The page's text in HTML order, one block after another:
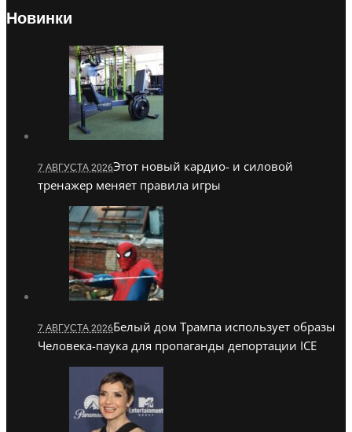
Новинки
7 АВГУСТА 2026Этот новый кардио- и силовой
тренажер меняет правила игры
7 АВГУСТА 2026Белый дом Трампа использует образы
Человека-паука для пропаганды депортации ICE